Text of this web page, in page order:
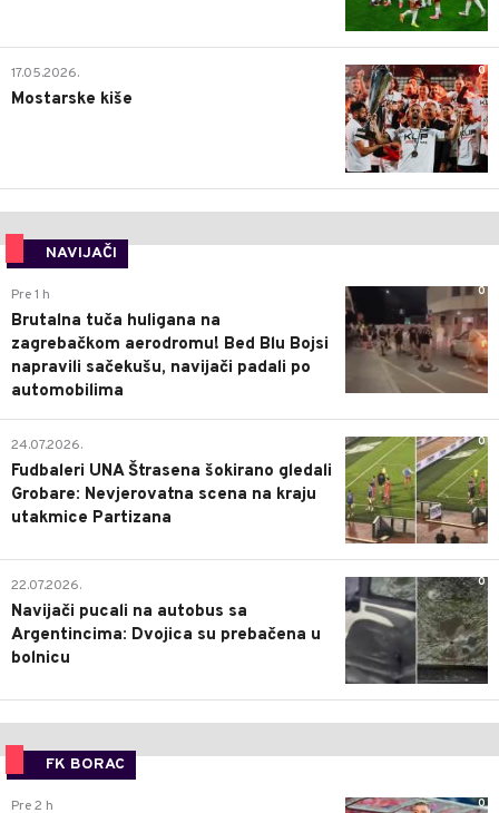
0
17.05.2026.
Mostarske kiše
NAVIJAČI
0
Pre 1 h
Brutalna tuča huligana na
zagrebačkom aerodromu! Bed Blu Bojsi
napravili sačekušu, navijači padali po
automobilima
0
24.07.2026.
Fudbaleri UNA Štrasena šokirano gledali
Grobare: Nevjerovatna scena na kraju
utakmice Partizana
0
22.07.2026.
Navijači pucali na autobus sa
Argentincima: Dvojica su prebačena u
bolnicu
FK BORAC
0
Pre 2 h